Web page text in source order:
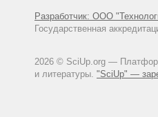
Разработчик: ООО
Государственная
2026 © SciUp.org —
и литературы. "SciUp" —